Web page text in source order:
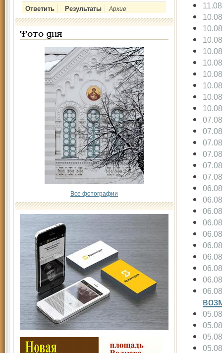
Архив
Фото дня
Все фотографии